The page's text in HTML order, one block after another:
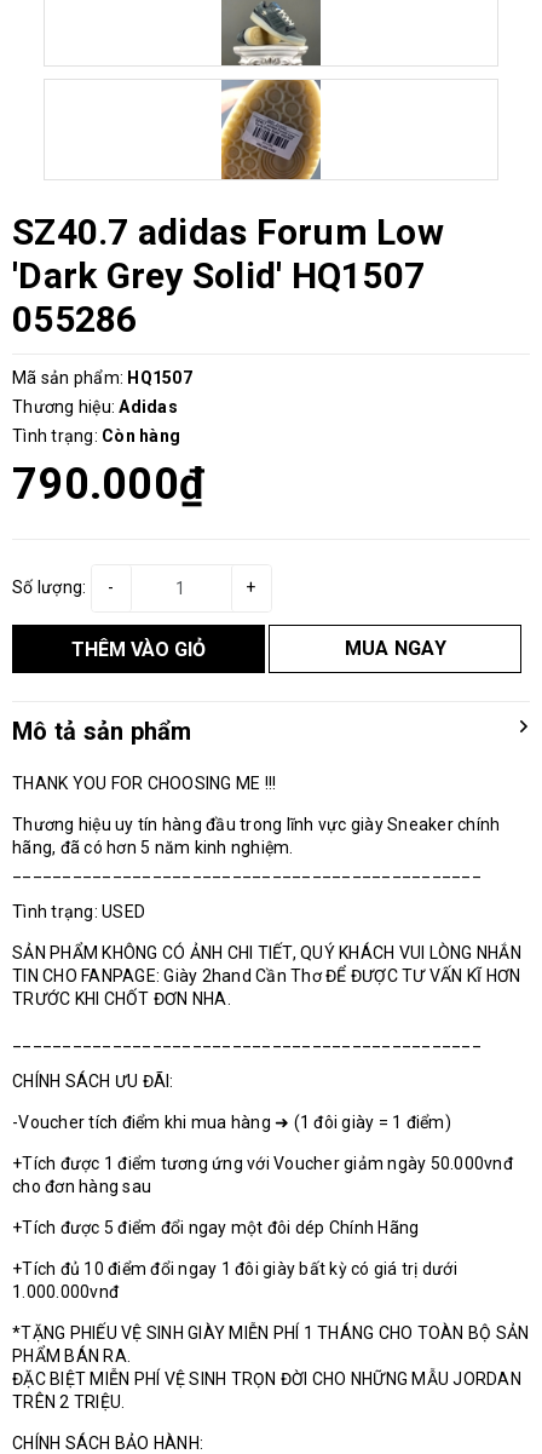
SZ40.7 adidas Forum Low
'Dark Grey Solid' HQ1507
055286
Mã sản phẩm: HQ1507
Thương hiệu: Adidas
Tình trạng: Còn hàng
790.000₫
Số lượng: +
-
THÊM VÀO GIỎ MUA NGAY
Mô tả sản phẩm
THANK YOU FOR CHOOSING ME !!!
Thương hiệu uy tín hàng đầu trong lĩnh vực giày Sneaker chính
hãng, đã có hơn 5 năm kinh nghiệm.
Tình trạng: USED
SẢN PHẨM KHÔNG CÓ ẢNH CHI TIẾT, QUÝ KHÁCH VUI LÒNG NHẮN
TIN CHO FANPAGE: Giày 2hand Cần Thơ ĐỂ ĐƯỢC TƯ VẤN KĨ HƠN
TRƯỚC KHI CHỐT ĐƠN NHA.
CHÍNH SÁCH ƯU ĐÃI:
-Voucher tích điểm khi mua hàng ➜ (1 đôi giày = 1 điểm)
+Tích được 1 điểm tương ứng với Voucher giảm ngày 50.000vnđ
cho đơn hàng sau
+Tích được 5 điểm đổi ngay một đôi dép Chính Hãng
+Tích đủ 10 điểm đổi ngay 1 đôi giày bất kỳ có giá trị dưới
1.000.000vnđ
*TẶNG PHIẾU VỆ SINH GIÀY MIỄN PHÍ 1 THÁNG CHO TOÀN BỘ SẢN
PHẨM BÁN RA.
ĐẶC BIỆT MIỄN PHÍ VỆ SINH TRỌN ĐỜI CHO NHỮNG MẪU JORDAN
TRÊN 2 TRIỆU.
CHÍNH SÁCH BẢO HÀNH: